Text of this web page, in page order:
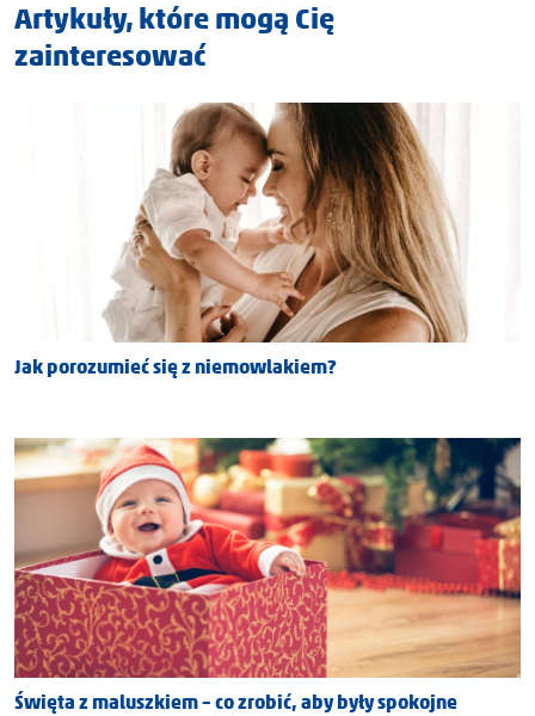
Artykuły, które mogą Cię
zainteresować
Jak porozumieć się z niemowlakiem?
Święta z maluszkiem – co zrobić, aby były spokojne